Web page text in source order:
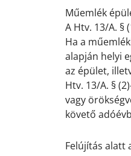
Műemlék
A Htv. 13/A. §
Ha a
alapján helyi
az épület,
Htv. 13/A. §
vagy
követő
Felújítás alatt